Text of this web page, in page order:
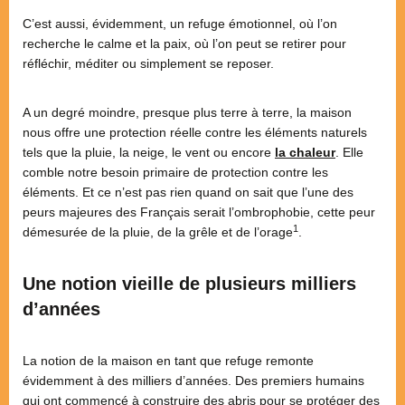
C’est aussi, évidemment, un refuge émotionnel, où l’on
recherche le calme et la paix, où l’on peut se retirer pour
réfléchir, méditer ou simplement se reposer.
A un degré moindre, presque plus terre à terre, la maison
nous offre une protection réelle contre les éléments naturels
tels que la pluie, la neige, le vent ou encore la chaleur. Elle
comble notre besoin primaire de protection contre les
éléments. Et ce n’est pas rien quand on sait que l’une des
peurs majeures des Français serait l’ombrophobie, cette peur
démesurée de la pluie, de la grêle et de l’orage1
Une notion vieille de plusieurs milliers
d’années
La notion de la maison en tant que refuge remonte
évidemment à des milliers d’années. Des premiers humains
qui ont commencé à construire des abris pour se protéger des